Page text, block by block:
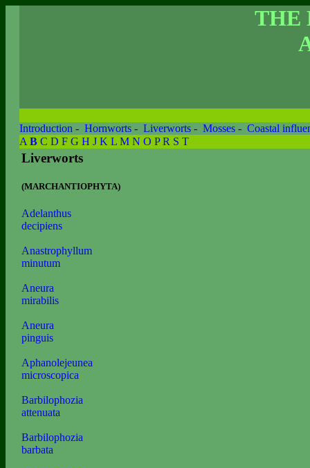
THE
Introduction - Hornworts - Liverworts - Mosses - Coastal
A B C D F G H J K L M N O P R S T
Liverworts
(MARCHANTIOPHYTA)
Adelanthus
decipiens
Anastrophyllum
minutum
Aneura
mirabilis
Aneura
pinguis
Aphanolejeunea
microscopica
Barbilophozia
attenuata
Barbilophozia
barbata